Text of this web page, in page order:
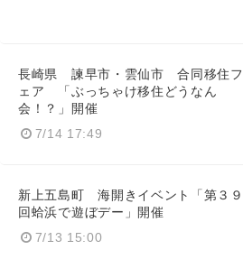
長崎県 諫早市・雲仙市 合同移住フ
ェア 「ぶっちゃけ移住どうなん
会！？」開催
7/14 17:49
新上五島町 海開きイベント「第３９
回蛤浜で遊ぼデー」開催
7/13 15:00